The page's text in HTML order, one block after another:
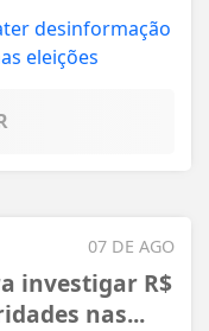
07 DE AGO
investigar R$
nas...